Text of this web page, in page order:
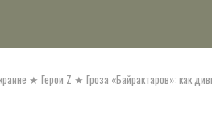
★ Герои Z ★ Гроза «Байрактаров»: как